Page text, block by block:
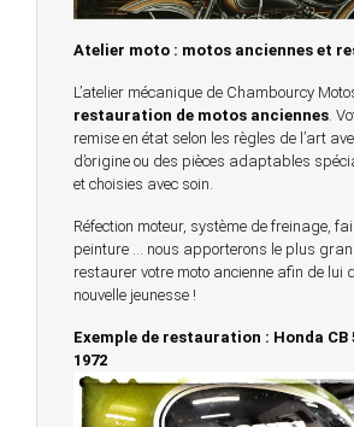
Atelier moto : motos anciennes et
L’atelier mécanique de Chambourcy
restauration de motos anciennes .
remise en état selon les règles de l’art
d’origine ou des pièces adaptables
et choisies avec soin.
Réfection moteur, système de freinage,
peinture … nous apporterons le plus
restaurer votre moto ancienne afin de lui
nouvelle jeunesse !
Exemple de restauration : Honda CB
1972